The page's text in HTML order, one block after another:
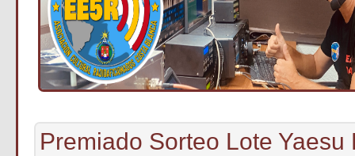
Premiado Sorteo Lote Yaesu